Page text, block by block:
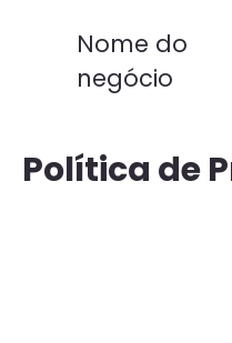
Nome do
negócio
Política de